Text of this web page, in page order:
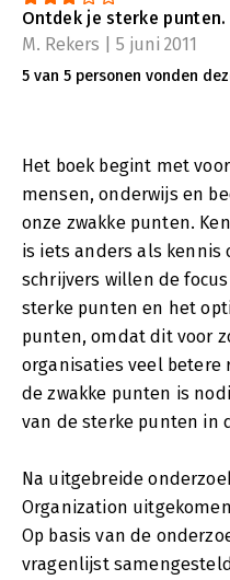
Ontdek je sterke punten.
M. Rekers | 5 juni 2011
5 van 5 personen vonden
Het boek begint met
mensen, onderwijs en
onze zwakke punten.
is iets anders als kennis
schrijvers willen de
sterke punten en het
punten, omdat dit voor
organisaties veel betere
de zwakke punten is
van de sterke punten in
Na uitgebreide
Organization
Op basis van de
vragenlijst